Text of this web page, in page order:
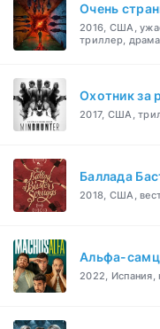
Очень
2016, США,
триллер,
Охотник за
2017, США,
Баллада
2018, США,
Альфа-
2022, Испания,